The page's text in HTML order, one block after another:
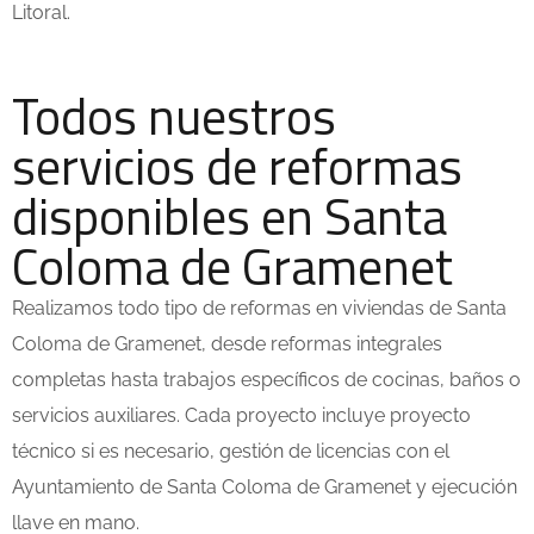
Litoral.
Todos nuestros
servicios de reformas
disponibles en Santa
Coloma de Gramenet
Realizamos todo tipo de reformas en viviendas de Santa
Coloma de Gramenet, desde reformas integrales
completas hasta trabajos específicos de cocinas, baños o
servicios auxiliares. Cada proyecto incluye proyecto
técnico si es necesario, gestión de licencias con el
Ayuntamiento de Santa Coloma de Gramenet y ejecución
llave en mano.